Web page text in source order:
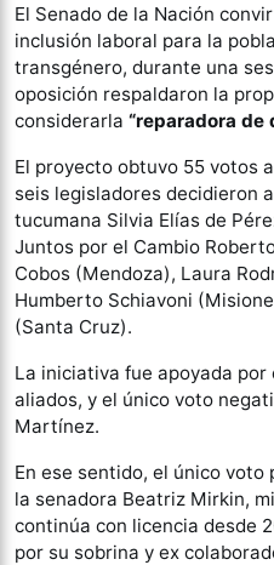
El Senado de la Nación
inclusión laboral para la
transgénero, durante una
oposición respaldaron la
considerarla “reparadora de
El proyecto obtuvo 55 votos
seis legisladores decidieron
tucumana Silvia Elías de
Juntos por el Cambio
Cobos (Mendoza), Laura
Humberto Schiavoni
(Santa Cruz).
La iniciativa fue apoyada por
aliados, y el único voto
Martínez.
En ese sentido, el único
la senadora Beatriz Mirkin,
continúa con licencia desde
por su sobrina y ex